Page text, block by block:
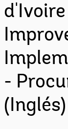
-
(Inglés)